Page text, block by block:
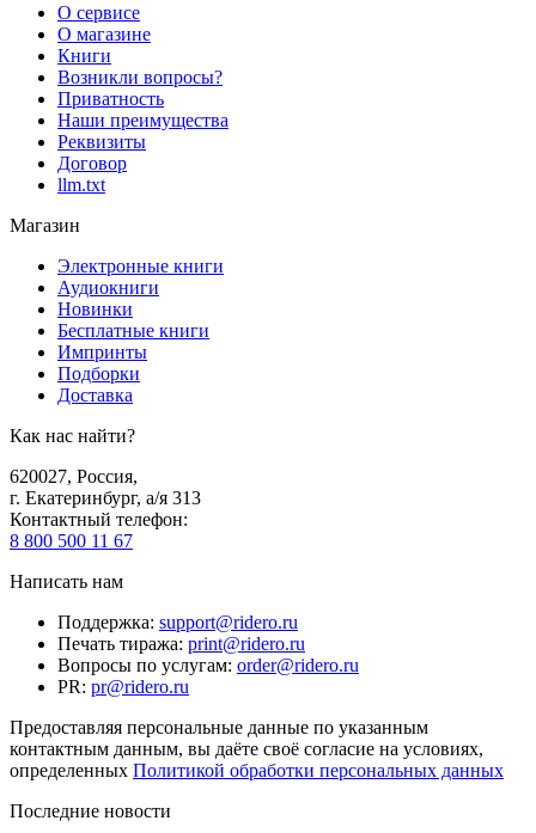
О сервисе
О магазине
Книги
Возникли вопросы?
Приватность
Наши преимущества
Реквизиты
Договор
llm.txt
Магазин
Электронные книги
Аудиокниги
Новинки
Бесплатные книги
Импринты
Подборки
Доставка
Как нас найти?
620027, Россия,
г. Екатеринбург, а/я 313
Контактный телефон:
8 800 500 11 67
Написать нам
Поддержка: support@ridero.ru
Печать тиража: print@ridero.ru
Вопросы по услугам: order@ridero.ru
PR: pr@ridero.ru
Предоставляя персональные данные по указанным
контактным данным, вы даёте своё согласие на условиях,
определенных Политикой обработки персональных данных
Последние новости